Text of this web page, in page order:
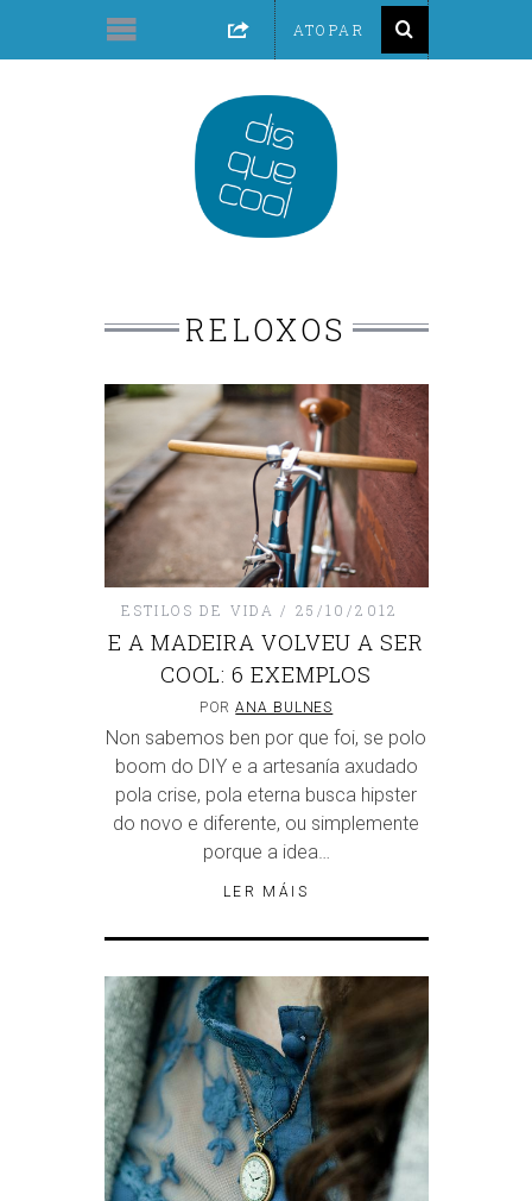
RELOXOS
ESTILOS DE VIDA 25/10/2012
E A MADEIRA VOLVEU A SER
COOL: 6 EXEMPLOS
PORANA BULNES
Non sabemos ben por que foi, se polo
boom do DIY e a artesanía axudado
pola crise, pola eterna busca hipster
do novo e diferente, ou simplemente
porque a idea…
LER MÁIS